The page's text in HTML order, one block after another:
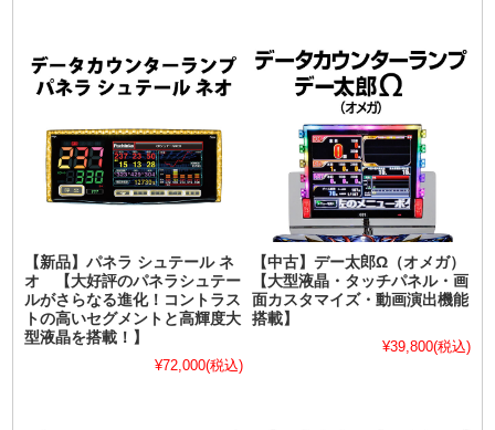
【新品】パネラ シュテール ネ
オ 【大好評のパネラシュテー
ルがさらなる進化！コントラス
トの高いセグメントと高輝度大
型液晶を搭載！】
¥72,000(税込)
【中古】デー太郎Ω（オメガ）
【大型液晶・タッチパネル・画
面カスタマイズ・動画演出機能
搭載】
¥39,800(税込)